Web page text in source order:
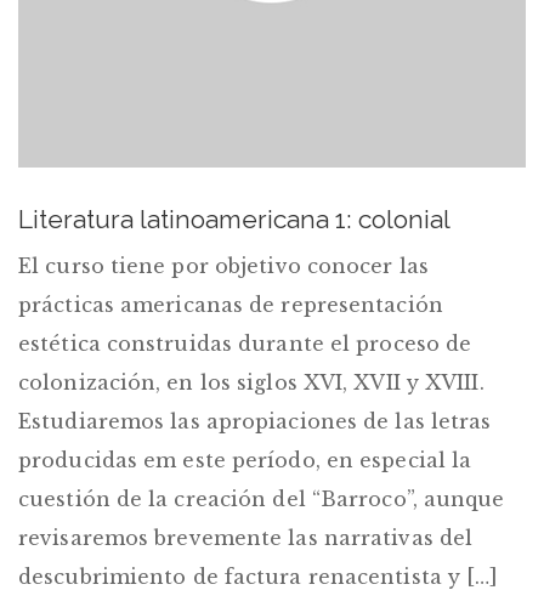
Literatura latinoamericana 1: colonial
El curso tiene por objetivo conocer las
prácticas americanas de representación
estética construidas durante el proceso de
colonización, en los siglos XVI, XVII y XVIII.
Estudiaremos las apropiaciones de las letras
producidas em este período, en especial la
cuestión de la creación del “Barroco”, aunque
revisaremos brevemente las narrativas del
descubrimiento de factura renacentista y […]